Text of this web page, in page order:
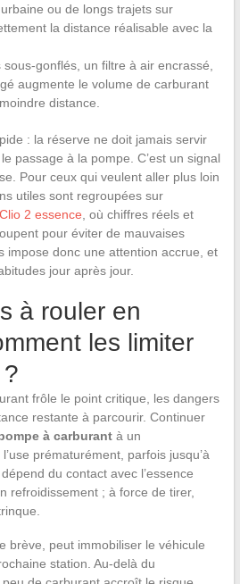
ou de longs trajets sur
la distance réalisable avec la
sous-gonflés, un filtre à air encrassé,
augmente le volume de carburant
distance.
: la réserve ne doit jamais servir
passage à la pompe. C’est un signal
Pour ceux qui veulent aller plus loin
utiles sont regroupées sur
2 essence , où chiffres réels et
pour éviter de mauvaises
impose donc une attention accrue, et
jour après jour.
à rouler en
les limiter
frôle le point critique, les dangers
restante à parcourir. Continuer
à carburantà un
prématurément, parfois jusqu’à
du contact avec l’essence
refroidissement ; à force de tirer,
brève, peut immobiliser le véhicule
station. Au-delà du